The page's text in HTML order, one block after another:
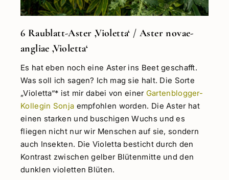
6 Raublatt-Aster ‚Violetta‘ / Aster novae-
angliae ‚Violetta‘
Es hat eben noch eine Aster ins Beet geschafft.
Was soll ich sagen? Ich mag sie halt. Die Sorte
„Violetta“* ist mir dabei von einer Gartenblogger-
Kollegin Sonja empfohlen worden. Die Aster hat
einen starken und buschigen Wuchs und es
fliegen nicht nur wir Menschen auf sie, sondern
auch Insekten. Die Violetta besticht durch den
Kontrast zwischen gelber Blütenmitte und den
dunklen violetten Blüten.